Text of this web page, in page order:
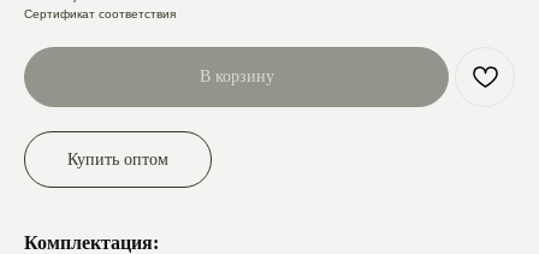
Сертификат соответствия
В корзину
Купить оптом
Комплектация: